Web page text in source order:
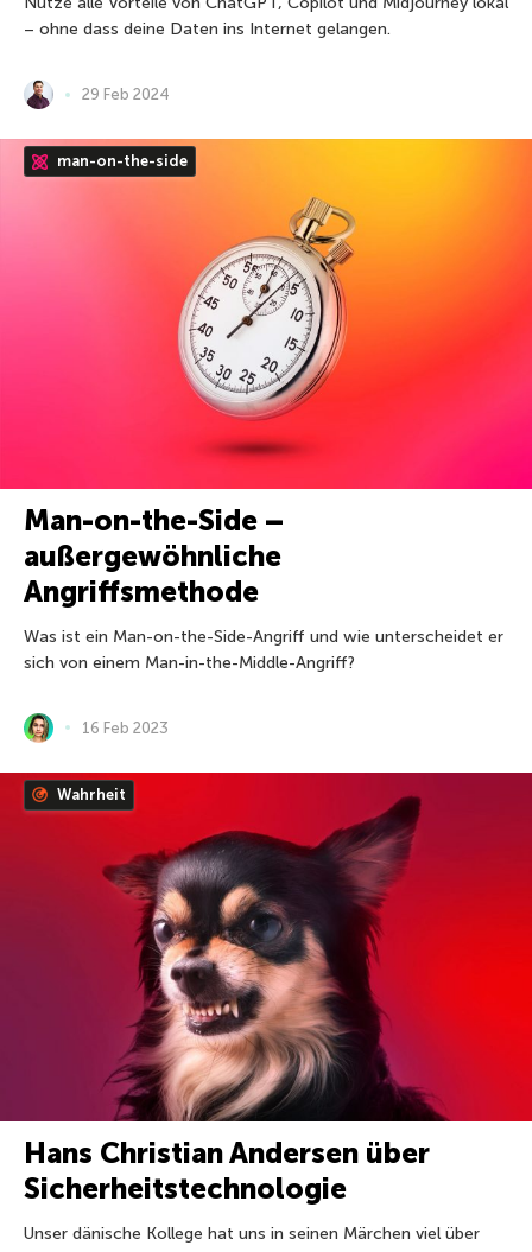
– ohne dass deine Daten ins Internet gelangen.
29 Feb 2024
man-on-the-side
Man-on-the-Side –
außergewöhnliche
Angriffsmethode
Was ist ein Man-on-the-Side-Angriff und wie unterscheidet er
sich von einem Man-in-the-Middle-Angriff?
16 Feb 2023
Wahrheit
Hans Christian Andersen über
Sicherheitstechnologie
Unser dänische Kollege hat uns in seinen Märchen viel über